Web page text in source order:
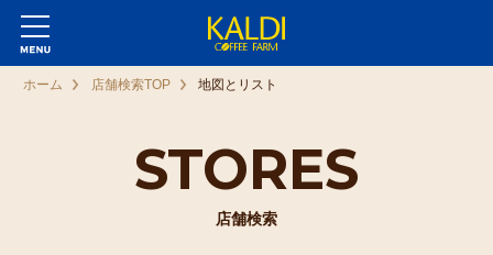
STORES
店舗検索
ホーム 店舗検索TOP 地図とリスト